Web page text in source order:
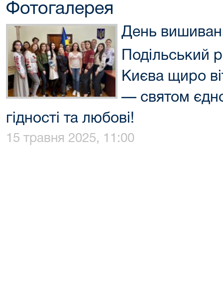
Фотогалерея
День
Подільський
Києва щиро
— святом
гідності та любові!
15 травня 2025, 11:00